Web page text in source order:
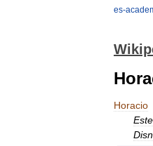
es-
Horacio
Este